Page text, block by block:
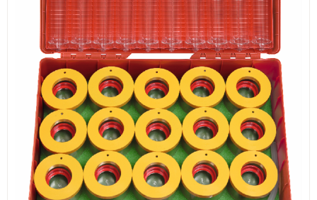
БДП
НОВИ
ПРОМОЦИИ
S.T.E.M.
ИНСТРУМЕНТИ